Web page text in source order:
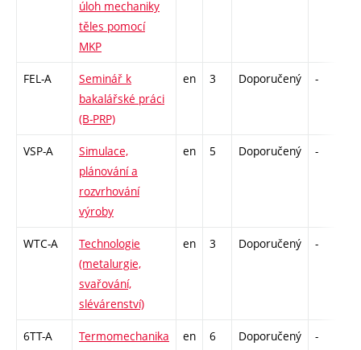
úloh mechaniky
těles pomocí
MKP
FEL-A
Seminář k
bakalářské práci
(B-PRP)
en 3 Doporučený -
VSP-A
Simulace,
plánování a
rozvrhování
výroby
en 5 Doporučený -
WTC-A
Technologie
(metalurgie,
svařování,
slévárenství)
en 3 Doporučený -
6TT-A Termomechanika en 6 Doporučený -